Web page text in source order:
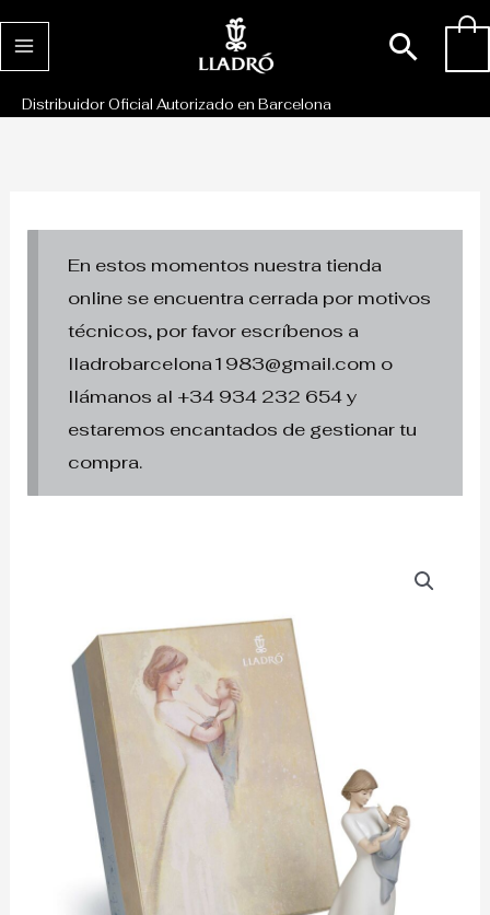
al
Distribuidor Oficial Autorizado en Barcelona
En estos momentos nuestra tienda
online se encuentra cerrada por motivos
técnicos, por favor escríbenos a
lladrobarcelona1983@gmail.com o
llámanos al +34 934 232 654 y
estaremos encantados de gestionar tu
compra.